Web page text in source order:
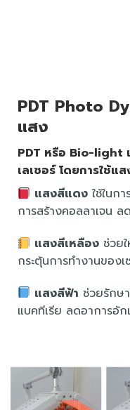
PDT Photo
แสง
PDT หรือ Bio-light
เลเซอร์ โดยการใช้แ
แสงสีแดง ใช้ในก
การสร้างคอลลาเจน
แสงสีเหลือง ช่วย
กระตุ้นการทำงานของ
แสงสีฟ้า ช่วยรักษ
แบคทีเรีย ลดอาการอั